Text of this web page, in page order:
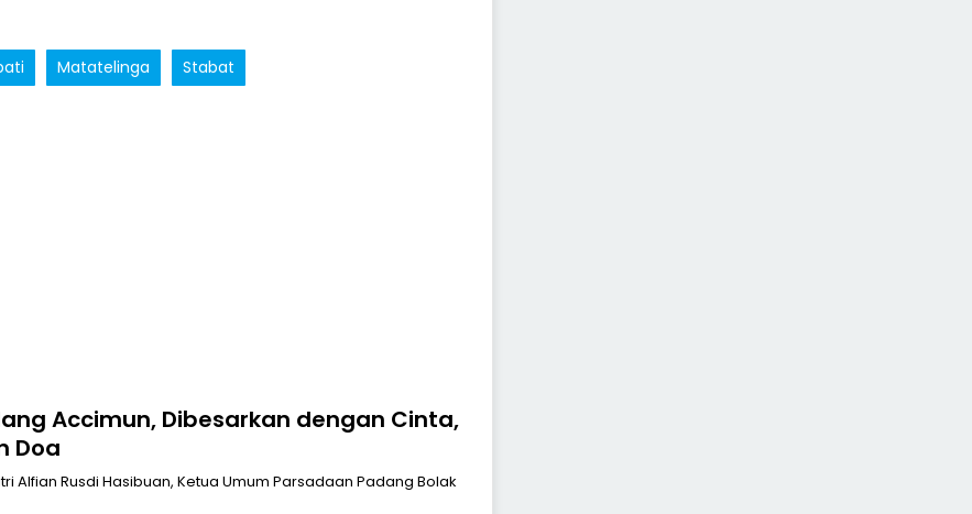
Matatelinga Stabat
Accimun, Dibesarkan dengan Cinta,
Doa
Alfian Rusdi Hasibuan, Ketua Umum Parsadaan Padang Bolak